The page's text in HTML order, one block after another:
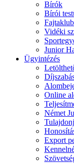
Bírók
Bírói
Vidéki
Junior
Ügyintézés
Online
Német
Export